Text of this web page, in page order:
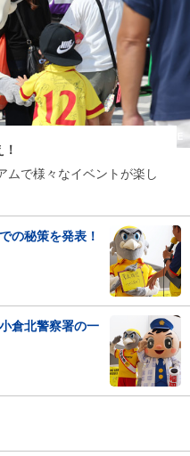
ムで様々なイベントが楽し
の秘策を発表！
倉北警察署の一